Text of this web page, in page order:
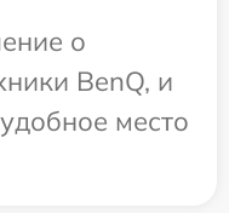
о
BenQ, и
место